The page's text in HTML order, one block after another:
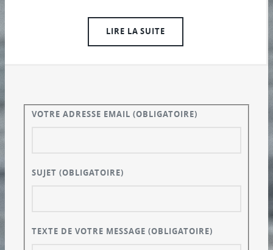
LIRE LA SUITE
VOTRE ADRESSE EMAIL(OBLIGATOIRE)
SUJET(OBLIGATOIRE)
TEXTE DE VOTRE MESSAGE(OBLIGATOIRE)